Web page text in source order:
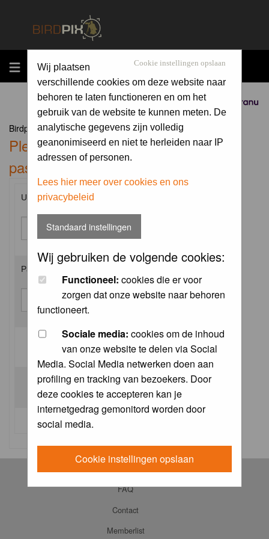
MENU
Sponsored by
Cookie instellingen opslaan
Wij plaatsen
verschillende cookies om deze website naar
behoren te laten functioneren en om het
gebruik van de website te kunnen meten. De
analytische gegevens zijn volledig
geanonimiseerd en niet te herleiden naar IP
adressen of personen.
Lees hier meer over cookies en ons
privacybeleid
Standaard instellingen
Wij gebruiken de volgende cookies:
Functioneel: cookies die er voor
zorgen dat onze website naar behoren
functioneert.
Sociale media: cookies om de inhoud
van onze website te delen via Social
Media. Social Media netwerken doen aan
profiling en tracking van bezoekers. Door
deze cookies te accepteren kan je
internetgedrag gemonitord worden door
social media.
Cookie instellingen opslaan
Birdpix.nl Forum Index
Please enter your username and
password to log in.
Username:
Password:
Log me on automatically each visit:
I forgot my password
FAQ
Contact
Memberlist